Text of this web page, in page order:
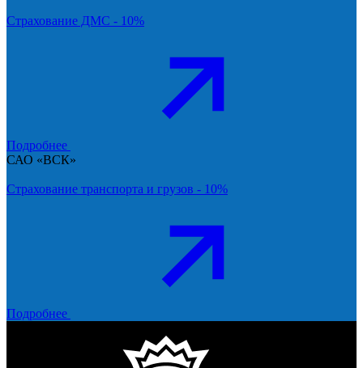
Страхование ДМС - 10%
Подробнее
САО «ВСК»
Страхование транспорта и грузов - 10%
Подробнее